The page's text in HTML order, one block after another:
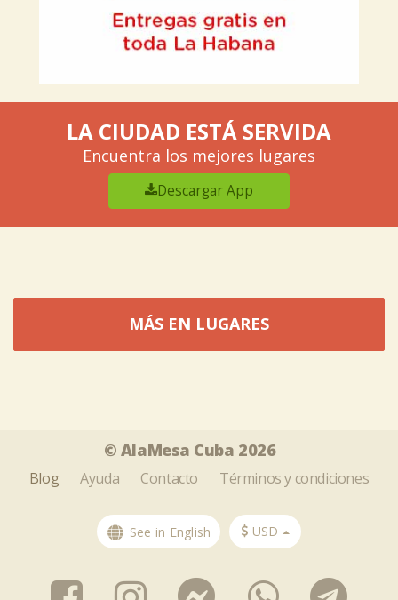
LA CIUDAD ESTÁ SERVIDA
Encuentra los mejores lugares
Descargar App
MÁS EN LUGARES
© AlaMesa Cuba 2026
Blog Ayuda Contacto Términos y condiciones
See in English USD